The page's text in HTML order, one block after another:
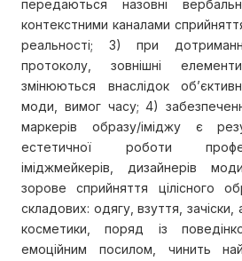
передаються назовні
контекстними каналами
реальності; 3) при
протоколу, зовнішні
змінюються внаслідок
моди, вимог часу; 4)
маркерів образу/іміджу є
естетичної роботи
іміджмейкерів, дизайнерів
зорове сприйняття цілісного
складових: одягу, взуття, зачіски,
косметики, поряд із
емоційним посилом, чинить